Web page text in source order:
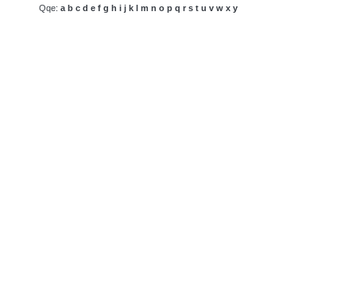
Qqe: a b c d e f g h i j k l m n o p q r s t u v w x y